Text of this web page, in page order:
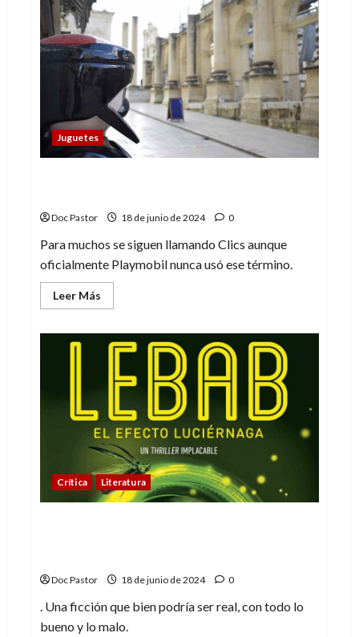
voy
a
revolucionar
el
género»
–
Iván
Sarnago,
autor
de
El
Cid
(2)
Juguetes
Doc Pastor 18 de junio de 2024 0
Para muchos se siguen llamando Clics aunque
oficialmente Playmobil nunca usó ese término.
Leer Más
más
¡Los
Clics
años!
lanzó
en
1974
Crítica Literatura
Doc Pastor 18 de junio de 2024 0
. Una ficción que bien podría ser real, con todo lo
bueno y lo malo.